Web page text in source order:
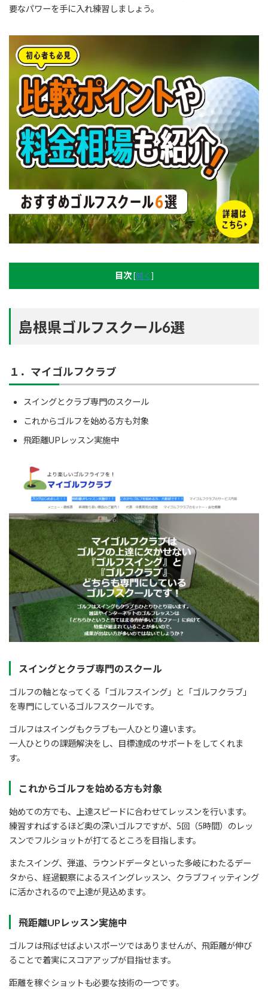
要なパワーを手に入れ練習しましょう。
目次 [開く ]
島根県ゴルフスクール6選
１．マイゴルフクラブ
スイングとクラブ専門のスクール
これからゴルフを始める方も対象
飛距離UPレッスン実施中
スイングとクラブ専門のスクール
ゴルフの軸となってくる「ゴルフスイング」と「ゴルフクラブ」
を専門にしているゴルフスクールです。
ゴルフはスイングもクラブも一人ひとり違います。
一人ひとりの課題解決をし、目標達成のサポートをしてくれま
す。
これからゴルフを始める方も対象
始めての方でも、上達スピードに合わせてレッスンを行います。
練習すればするほど奥の深いゴルフですが、5回（5時間）のレッ
スンでフルショットが打てるところを目指します。
またスイング、弾道、ラウンドデータといった多岐にわたるデー
タから、経過観察によるスイングレッスン、クラブフィッティング
に活かされるので上達が見込めます。
飛距離UPレッスン実施中
ゴルフは飛ばせばよいスポーツではありませんが、飛距離が伸び
ることで着実にスコアアップが目指せます。
距離を稼ぐショットも必要な技術の一つです。